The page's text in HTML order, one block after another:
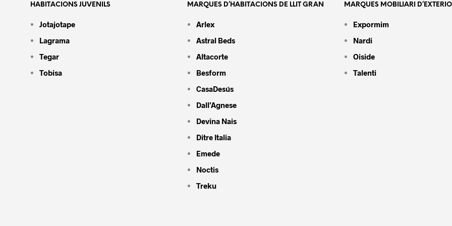
HABITACIONS JUVENILS
Jotajotape
Lagrama
Tegar
Tobisa
MARQUES D’HABITACIONS DE LLIT GRAN
Arlex
Astral Beds
Altacorte
Besform
CasaDesús
Dall’Agnese
Devina Nais
Ditre Italia
Emede
Noctis
Treku
MARQUES MOBILIARI
Expormim
Nardi
Oiside
Talenti